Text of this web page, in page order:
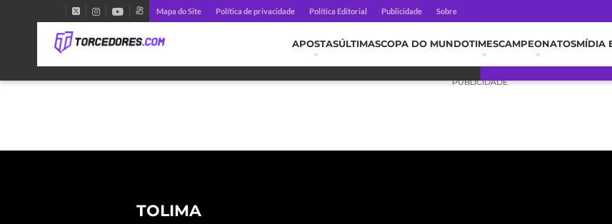
Mapa do Site Política de privacidade Política Editorial Publicidade Sobre
APOSTASÚLTIMASCOPA DO MUNDOTIMESCAMPEONATOSMÍDIA
PUBLICIDADE
TOLIMA